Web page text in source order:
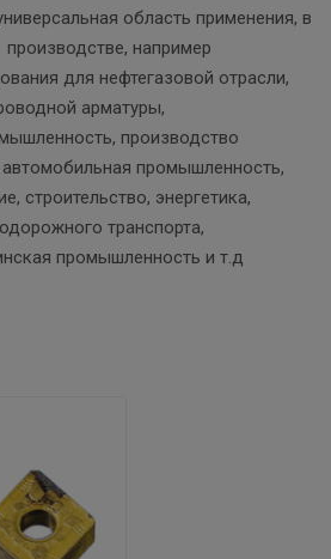
область применения, в
например
для нефтегазовой отрасли,
арматуры,
производство
промышленность,
строительство, энергетика,
транспорта,
промышленность и т.д